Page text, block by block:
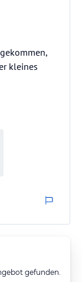
kleines
gefunden.